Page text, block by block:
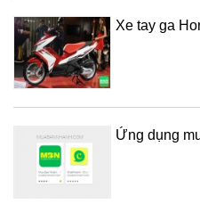
Xe tay ga
Ứng dụng